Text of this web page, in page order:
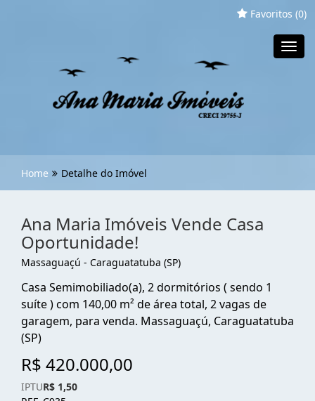
Favoritos (0)
Home Detalhe do Imóvel
Ana Maria Imóveis Vende Casa
Oportunidade!
Massaguaçú - Caraguatatuba (SP)
Casa Semimobiliado(a), 2 dormitórios ( sendo 1
suíte ) com 140,00 m² de área total, 2 vagas de
garagem, para venda. Massaguaçú, Caraguatatuba
(SP)
R$ 420.000,00
IPTUR$ 1,50